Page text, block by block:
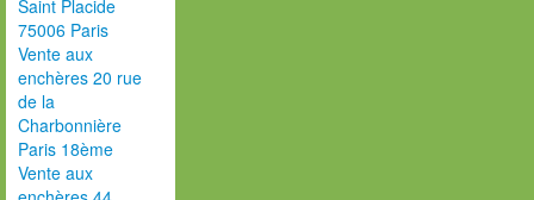
Saint Placide
75006 Paris
Vente aux
enchères 20 rue
de la
Charbonnière
Paris 18ème
Vente aux